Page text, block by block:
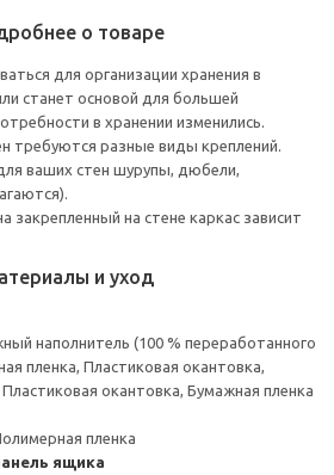
о товаре
для организации хранения в
станет основой для большей
в хранении изменились.
требуются разные виды креплений.
ваших стен шурупы, дюбели,
закрепленный на стене каркас зависит
и уход
наполнитель (100 % переработанного
пленка, Пластиковая окантовка,
окантовка, Бумажная пленка
пленка
ящика